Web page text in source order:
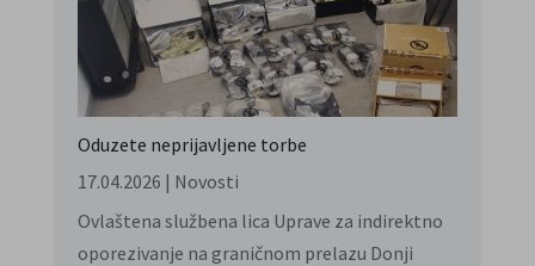
Oduzete neprijavljene torbe
17.04.2026 | Novosti
Ovlaštena službena lica Uprave za indirektno
oporezivanje na graničnom prelazu Donji